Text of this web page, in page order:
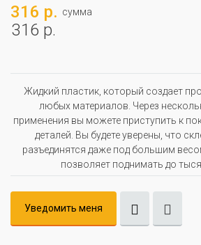
316 р. сумма
316 р.
Жидкий пластик, который создает
любых материалов. Через
применения вы можете приступить к
деталей. Вы будете уверены, что
разъединятся даже под большим
позволяет поднимать до
Уведомить меня